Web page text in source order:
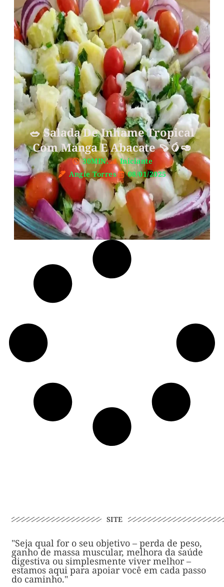
🥗 Salada De Inhame Tropical
Com Manga E Abacate 🍠🥭🥑
30MIN.
Iniciante
Angie Torres
08/01/2025
SITE
"Seja qual for o seu objetivo – perda de peso,
ganho de massa muscular, melhora da saúde
digestiva ou simplesmente viver melhor –
estamos aqui para apoiar você em cada passo
do caminho."